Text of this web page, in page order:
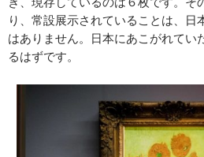
り、常設展示されていることは、日
はありません。日本にあこがれてい
るはずです。